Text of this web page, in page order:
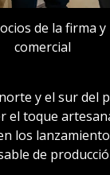
de la firma
comercial
y el sur del
el toque
los
de